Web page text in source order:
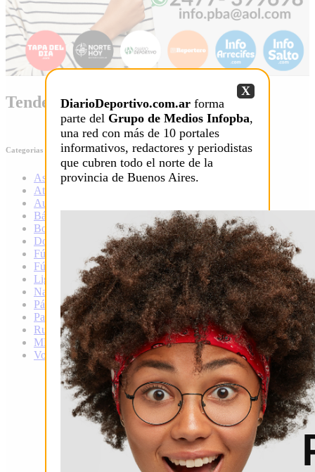
X
DiarioDeportivo.com.ar forma
parte del Grupo de Medios Infopba,
una red con más de 10 portales
informativos, redactores y periodistas
que cubren todo el norte de la
provincia de Buenos Aires.
Tendencia
Categorias
Ascenso
Atletismo
Automovilismo
Básquet
Boxeo
Douglas
Fútbol
Fútbol local
Liga infantil de fútbol
Natación
Pádel
Patín
Rugby
MMA
Voley